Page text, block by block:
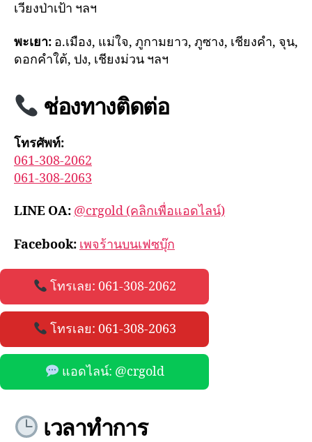
เวียงป่าเป้า ฯลฯ
พะเยา: อ.เมือง, แม่ใจ, ภูกามยาว, ภูซาง, เชียงคำ, จุน,
ดอกคำใต้, ปง, เชียงม่วน ฯลฯ
ช่องทางติดต่อ
โทรศัพท์:
061-308-2062
061-308-2063
LINE OA: @crgold (คลิกเพื่อแอดไลน์)
Facebook: เพจร้านบนเฟซบุ๊ก
โทรเลย: 061-308-2062
โทรเลย: 061-308-2063
แอดไลน์: @crgold
เวลาทำการ